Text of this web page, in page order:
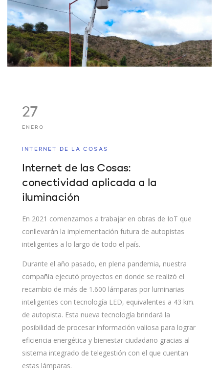
27
ENERO
INTERNET DE LA COSAS
Internet de las Cosas:
conectividad aplicada a la
iluminación
En 2021 comenzamos a trabajar en obras de IoT que
conllevarán la implementación futura de autopistas
inteligentes a lo largo de todo el país.
Durante el año pasado, en plena pandemia, nuestra
compañía ejecutó proyectos en donde se realizó el
recambio de más de 1.600 lámparas por luminarias
inteligentes con tecnología LED, equivalentes a 43 km.
de autopista. Esta nueva tecnología brindará la
posibilidad de procesar información valiosa para lograr
eficiencia energética y bienestar ciudadano gracias al
sistema integrado de telegestión con el que cuentan
estas lámparas.